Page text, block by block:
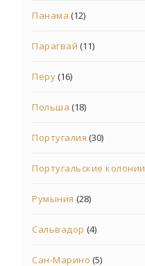
Панама (12)
Парагвай (11)
Перу(16)
Польша (18)
Португалия (30)
Португальские колонии
Румыния (28)
Сальвадор (4)
Сан-Марино (5)